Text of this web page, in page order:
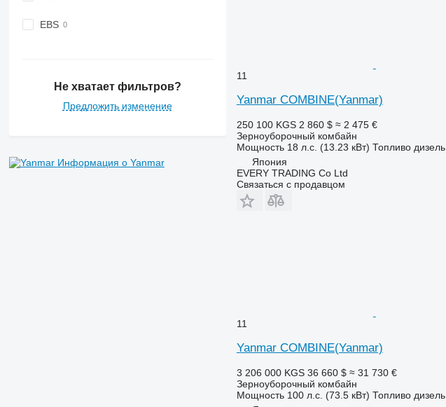
EBS
Не хватает фильтров?
Предложить изменение
Информация о Yanmar
11
Yanmar COMBINE(Yanmar)
250 100 KGS 2 860 $ ≈ 2 475 €
Зерноуборочный комбайн
Мощность 18 л.с. (13.23 кВт) Топливо дизель
Япония
EVERY TRADING Co Ltd
Связаться с продавцом
11
Yanmar COMBINE(Yanmar)
3 206 000 KGS 36 660 $ ≈ 31 730 €
Зерноуборочный комбайн
Мощность 100 л.с. (73.5 кВт) Топливо дизель